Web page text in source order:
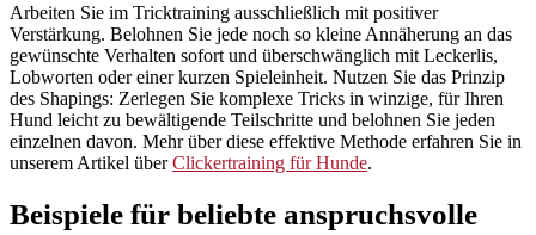
Arbeiten Sie im Tricktraining ausschließlich mit positiver
Verstärkung. Belohnen Sie jede noch so kleine Annäherung an das
gewünschte Verhalten sofort und überschwänglich mit Leckerlis,
Lobworten oder einer kurzen Spieleinheit. Nutzen Sie das Prinzip
des Shapings: Zerlegen Sie komplexe Tricks in winzige, für Ihren
Hund leicht zu bewältigende Teilschritte und belohnen Sie jeden
einzelnen davon. Mehr über diese effektive Methode erfahren Sie in
unserem Artikel überClickertraining für Hunde.
Beispiele für beliebte anspruchsvolle